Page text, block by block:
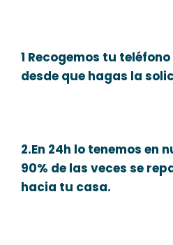
1 Recogemos tu
desde que hagas la
2.En 24h lo tenemos en
90% de las veces se
hacia tu casa.